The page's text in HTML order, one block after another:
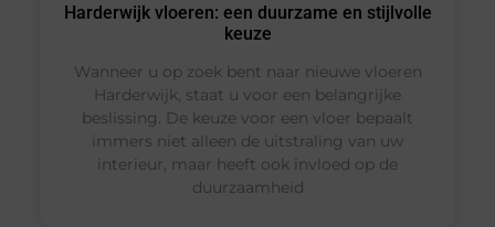
Harderwijk vloeren: een duurzame en stijlvolle
keuze
Wanneer u op zoek bent naar nieuwe vloeren
Harderwijk, staat u voor een belangrijke
beslissing. De keuze voor een vloer bepaalt
immers niet alleen de uitstraling van uw
interieur, maar heeft ook invloed op de
duurzaamheid